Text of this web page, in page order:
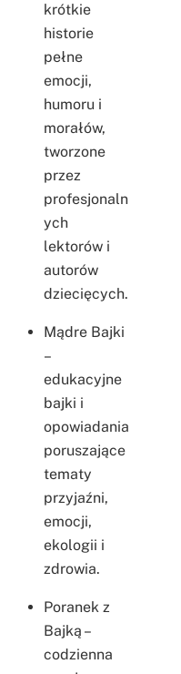
krótkie
historie
pełne
emocji,
humoru i
morałów,
tworzone
przez
profesjonaln
ych
lektorów i
autorów
dziecięcych.
Mądre Bajki
–
edukacyjne
bajki i
opowiadania
poruszające
tematy
przyjaźni,
emocji,
ekologii i
zdrowia.
Poranek z
Bajką –
codzienna